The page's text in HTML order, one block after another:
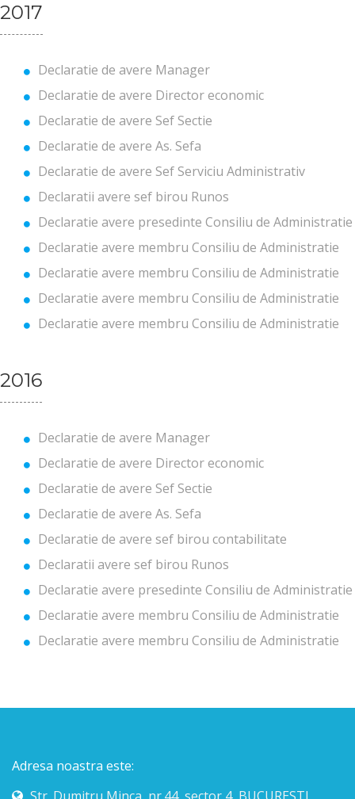
2017
Declaratie de avere Manager
Declaratie de avere Director economic
Declaratie de avere Sef Sectie
Declaratie de avere As. Sefa
Declaratie de avere Sef Serviciu Administrativ
Declaratii avere sef birou Runos
Declaratie avere presedinte Consiliu de Administratie
Declaratie avere membru Consiliu de Administratie
Declaratie avere membru Consiliu de Administratie
Declaratie avere membru Consiliu de Administratie
Declaratie avere membru Consiliu de Administratie
2016
Declaratie de avere Manager
Declaratie de avere Director economic
Declaratie de avere Sef Sectie
Declaratie de avere As. Sefa
Declaratie de avere sef birou contabilitate
Declaratii avere sef birou Runos
Declaratie avere presedinte Consiliu de Administratie
Declaratie avere membru Consiliu de Administratie
Declaratie avere membru Consiliu de Administratie
Adresa noastra este: